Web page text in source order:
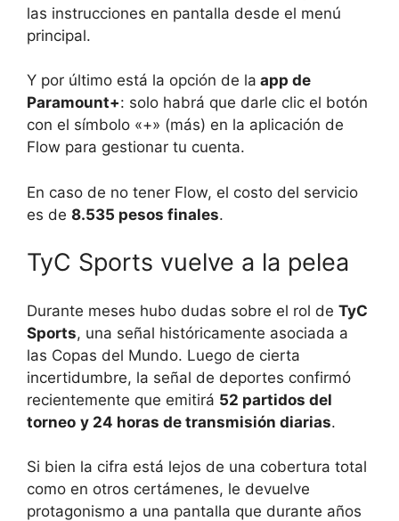
las instrucciones en pantalla desde el menú
principal.
Y por último está la opción de la app de
Paramount+: solo habrá que darle clic el botón
con el símbolo «+» (más) en la aplicación de
Flow para gestionar tu cuenta.
En caso de no tener Flow, el costo del servicio
es de 8.535 pesos finales.
TyC Sports vuelve a la pelea
Durante meses hubo dudas sobre el rol de TyC
Sports, una señal históricamente asociada a
las Copas del Mundo. Luego de cierta
incertidumbre, la señal de deportes confirmó
recientemente que emitirá 52 partidos del
torneo y 24 horas de transmisión diarias.
Si bien la cifra está lejos de una cobertura total
como en otros certámenes, le devuelve
protagonismo a una pantalla que durante años